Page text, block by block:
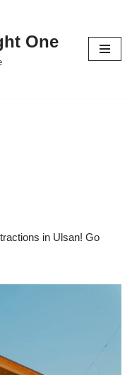
One
in Ulsan! Go